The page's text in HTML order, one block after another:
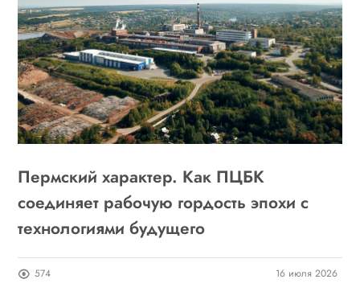
Пермский характер. Как ПЦБК
соединяет рабочую гордость эпохи с
технологиями будущего
574 16 июля 2026